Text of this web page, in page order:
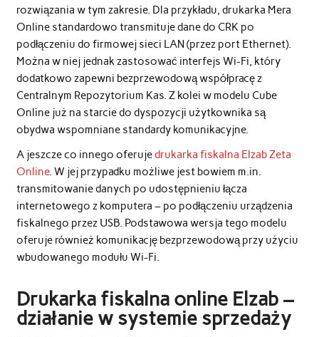
rozwiązania w tym zakresie. Dla przykładu, drukarka Mera
Online standardowo transmituje dane do CRK po
podłączeniu do firmowej sieci LAN (przez port Ethernet).
Można w niej jednak zastosować interfejs Wi-Fi, który
dodatkowo zapewni bezprzewodową współpracę z
Centralnym Repozytorium Kas. Z kolei w modelu Cube
Online już na starcie do dyspozycji użytkownika są
obydwa wspomniane standardy komunikacyjne.
A jeszcze co innego oferujedrukarka fiskalna Elzab Zeta
Online. W jej przypadku możliwe jest bowiem m.in.
transmitowanie danych po udostępnieniu łącza
internetowego z komputera – po podłączeniu urządzenia
fiskalnego przez USB. Podstawowa wersja tego modelu
oferuje również komunikację bezprzewodową przy użyciu
wbudowanego modułu Wi-Fi.
Drukarka fiskalna online Elzab –
działanie w systemie sprzedaży